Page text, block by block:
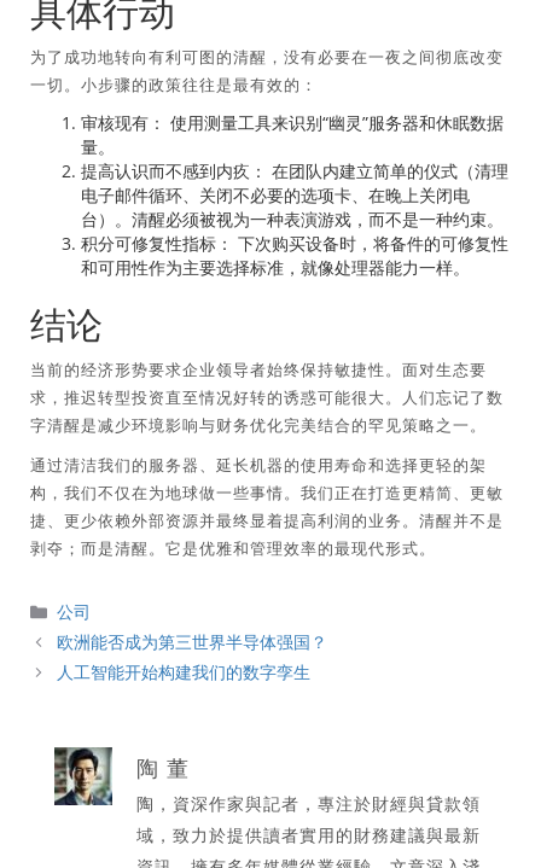
具体行动
为了成功地转向有利可图的清醒，没有必要在一夜之间彻底改变
一切。小步骤的政策往往是最有效的：
审核现有： 使用测量工具来识别“幽灵”服务器和休眠数据
量。
提高认识而不感到内疚： 在团队内建立简单的仪式（清理
电子邮件循环、关闭不必要的选项卡、在晚上关闭电
台）。清醒必须被视为一种表演游戏，而不是一种约束。
积分可修复性指标： 下次购买设备时，将备件的可修复性
和可用性作为主要选择标准，就像处理器能力一样。
结论
当前的经济形势要求企业领导者始终保持敏捷性。面对生态要
求，推迟转型投资直至情况好转的诱惑可能很大。人们忘记了数
字清醒是减少环境影响与财务优化完美结合的罕见策略之一。
通过清洁我们的服务器、延长机器的使用寿命和选择更轻的架
构，我们不仅在为地球做一些事情。我们正在打造更精简、更敏
捷、更少依赖外部资源并最终显着提高利润的业务。清醒并不是
剥夺；而是清醒。它是优雅和管理效率的最现代形式。
分
類
公司
欧洲能否成为第三世界半导体强国？
人工智能开始构建我们的数字孪生
陶 董
陶，資深作家與記者，專注於財經與貸款領
域，致力於提供讀者實用的財務建議與最新